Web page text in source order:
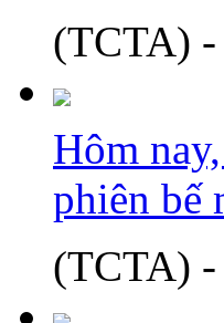
(TCTA) -
Hôm
phiên bế
(TCTA) -